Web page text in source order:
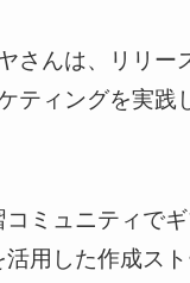
さんは、リリー
ティングを実践
コミュニティで
活用した作成ス